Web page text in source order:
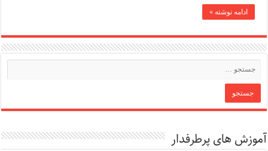
ادامه نوشته »
آموزش های پرطرفدار